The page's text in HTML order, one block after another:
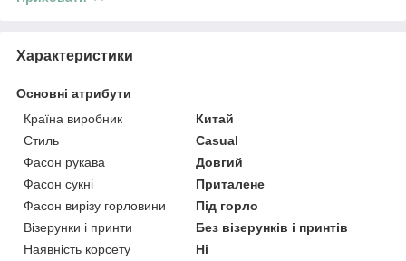
Характеристики
Основні атрибути
Країна виробник
Китай
Стиль
Casual
Фасон рукава
Довгий
Фасон сукні
Приталене
Фасон вирізу горловини
Під горло
Візерунки і принти
Без візерунків і принтів
Наявність корсету
Ні